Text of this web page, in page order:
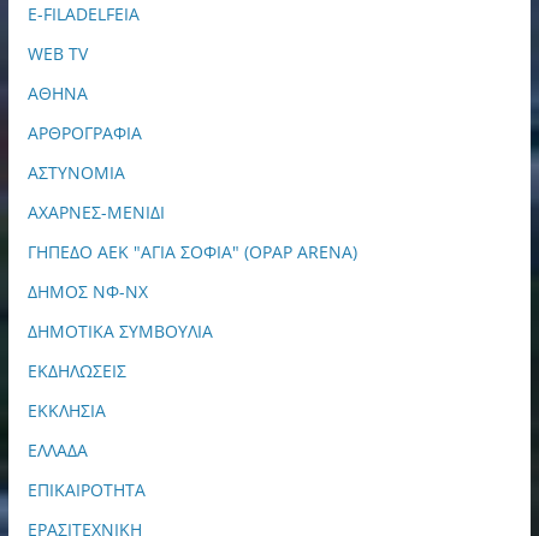
E-FILADELFEIA
WEB TV
ΑΘΗΝΑ
ΑΡΘΡΟΓΡΑΦΙΑ
ΑΣΤΥΝΟΜΙΑ
ΑΧΑΡΝΕΣ-ΜΕΝΙΔΙ
ΓΗΠΕΔΟ ΑΕΚ "ΑΓΙΑ ΣΟΦΙΑ" (OPAP ARENA)
ΔΗΜΟΣ ΝΦ-ΝΧ
ΔΗΜΟΤΙΚΑ ΣΥΜΒΟΥΛΙΑ
ΕΚΔΗΛΩΣΕΙΣ
ΕΚΚΛΗΣΙΑ
ΕΛΛΑΔΑ
ΕΠΙΚΑΙΡΟΤΗΤΑ
ΕΡΑΣΙΤΕΧΝΙΚΗ